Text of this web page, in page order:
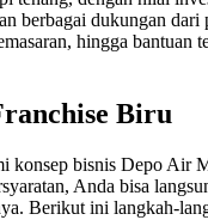
berbagai dukungan
hingga bantuan
Biru
konsep bisnis Depo Air
Anda bisa
Berikut ini langkah-